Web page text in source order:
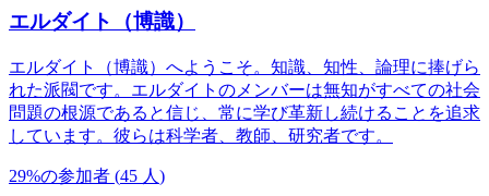
エルダイト（博識）
エルダイト（博識）へようこそ。知識、知性、論理に捧げら
れた派閥です。エルダイトのメンバーは無知がすべての社会
問題の根源であると信じ、常に学び革新し続けることを追求
しています。彼らは科学者、教師、研究者です。
29%の参加者 (45 人 )